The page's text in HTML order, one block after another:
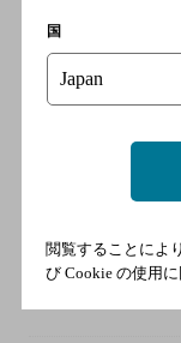
国
閲覧することにより
び Cookie の使用